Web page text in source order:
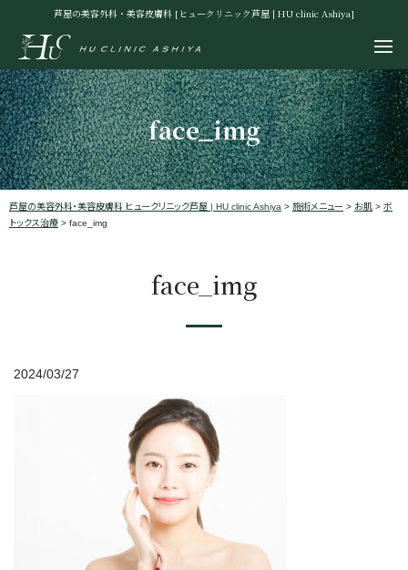
芦屋の美容外科・美容皮膚科 [ヒュークリニック芦屋 | HU clinic Ashiya]
face_img
芦屋の美容外科・美容皮膚科 ヒュークリニック芦屋 | HU clinic Ashiya > 施術メニュー > お肌 > ボ
トックス治療 > face_img
face_img
2024/03/27